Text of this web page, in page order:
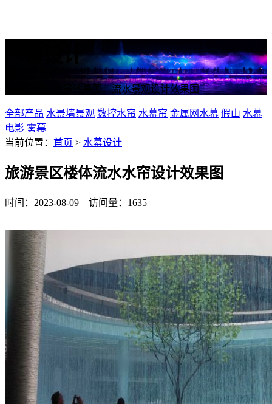
水幕设计
水幕设计、水景效果图、流水景观设计效果图
全部产品 水景墙景观 数控水帘 水幕帘 金属网水幕 假山 水幕
电影 雾幕
当前位置： 首页 > 水幕设计
旅游景区楼体流水水帘设计效果图
时间：2023-08-09 访问量：1635